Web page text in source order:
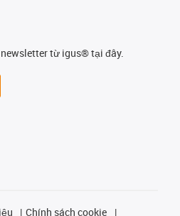
từ igus® tại đây.
Chính sách cookie